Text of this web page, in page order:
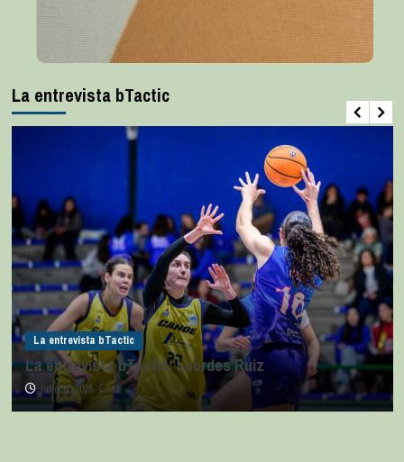
La entrevista bTactic
La entrevista bTactic
La entrevista bTactic: Lourdes Ruiz
julio 11, 2026 0